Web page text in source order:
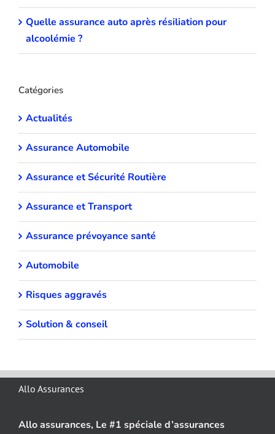
Quelle assurance auto après résiliation pour
alcoolémie ?
Catégories
Actualités
Assurance Automobile
Assurance et Sécurité Routière
Assurance et Transport
Assurance prévoyance santé
Automobile
Risques aggravés
Solution & conseil
Allo Assurances
Allo assurances, Le #1 spéciale d’assurances